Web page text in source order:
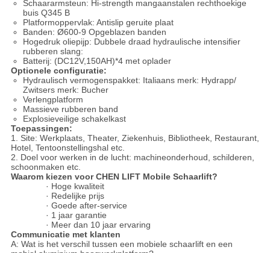
Schaararmsteun: Hi-strength mangaanstalen rechthoekige
buis Q345 B
Platformoppervlak: Antislip geruite plaat
Banden: Ø600-9 Opgeblazen banden
Hogedruk oliepijp: Dubbele draad hydraulische intensifier
rubberen slang:
Batterij: (DC12V,150AH)*4 met oplader
Optionele configuratie:
Hydraulisch vermogenspakket: Italiaans merk: Hydrapp/
Zwitsers merk: Bucher
Verlengplatform
Massieve rubberen band
Explosieveilige schakelkast
Toepassingen:
1. Site: Werkplaats, Theater, Ziekenhuis, Bibliotheek, Restaurant,
Hotel, Tentoonstellingshal etc.
2. Doel voor werken in de lucht: machineonderhoud, schilderen,
schoonmaken etc.
Waarom kiezen voor CHEN LIFT Mobile Schaarlift?
· Hoge kwaliteit
· Redelijke prijs
· Goede after-service
· 1 jaar garantie
· Meer dan 10 jaar ervaring
Communicatie met klanten
A: Wat is het verschil tussen een mobiele schaarlift en een